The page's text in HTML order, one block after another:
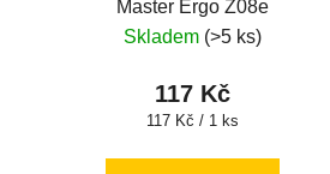
Master Ergo Z08e
Skladem (>5 ks)
117 Kč
Měrná
117 Kč / 1 ks